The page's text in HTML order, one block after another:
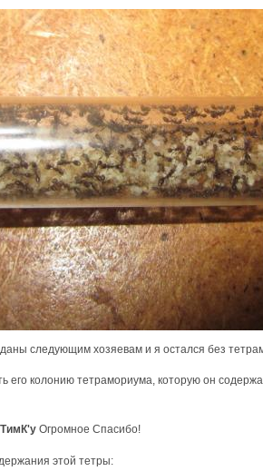
следующим хозяевам и я остался без
его колонию тетрамориума, которую он
ТимК'у Огромное Спасибо!
этой тетры: